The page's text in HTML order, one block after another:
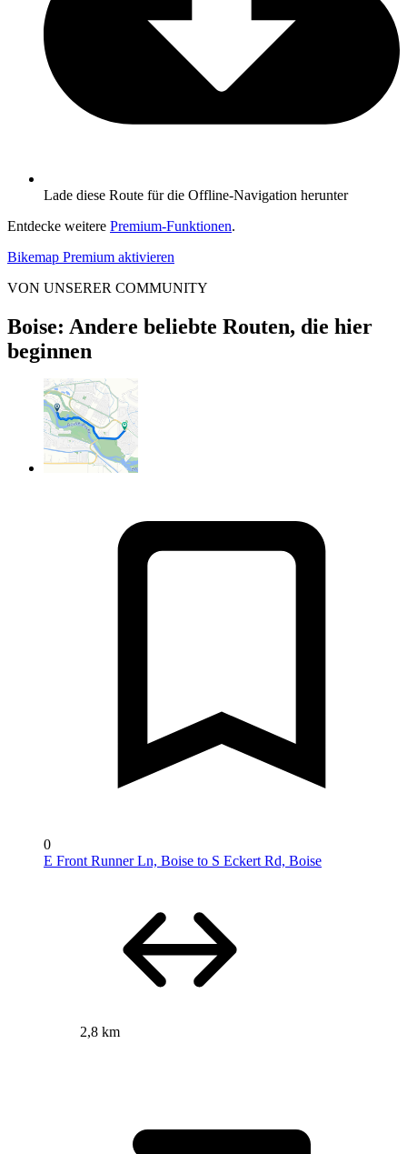
Lade diese Route für die Offline-Navigation herunter
Entdecke weitere Premium-Funktionen.
Bikemap Premium aktivieren
VON UNSERER COMMUNITY
Boise: Andere beliebte Routen, die hier
beginnen
0
E Front Runner Ln, Boise to S Eckert Rd, Boise
2,8 km